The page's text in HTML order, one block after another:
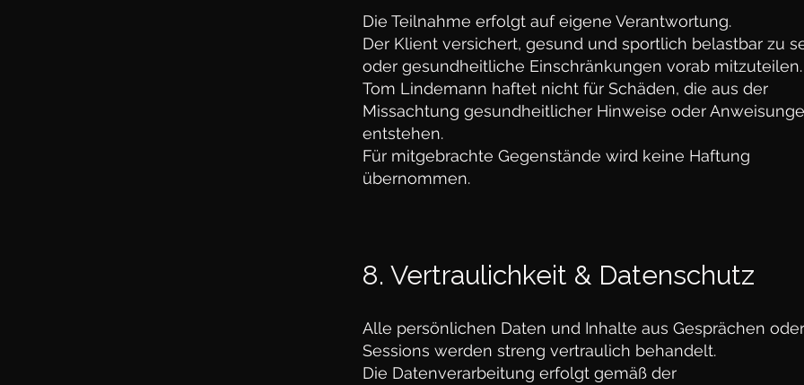
Die Teilnahme erfolgt auf eigene Verantwortung.
Der Klient versichert, gesund und sportlich belastbar zu
oder gesundheitliche Einschränkungen vorab mitzuteilen.
Tom Lindemann haftet nicht für Schäden, die aus der
Missachtung gesundheitlicher Hinweise oder
entstehen.
Für mitgebrachte Gegenstände wird keine Haftung
übernommen.
8. Vertraulichkeit & Datenschutz
Alle persönlichen Daten und Inhalte aus Gesprächen oder
Sessions werden streng vertraulich behandelt.
Die Datenverarbeitung erfolgt gemäß der